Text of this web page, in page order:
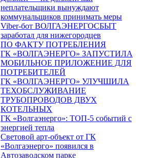
неплательщики вынуждают
коммунальщиков принимать меры
Viber-бот ВОЛГАЭНЕРГОСБЫТ
заработал для нижегородцев
ПО ФАКТУ ПОТРЕБЛЕНИЯ
ГК «ВОЛГАЭНЕРГО» ЗАПУСТИЛА
МОБИЛЬНОЕ ПРИЛОЖЕНИЕ ДЛЯ
ПОТРЕБИТЕЛЕЙ
ГК «ВОЛГАЭНЕРГО» УЛУЧШИЛА
ТЕХОБСЛУЖИВАНИЕ
ТРУБОПРОВОДОВ ДВУХ
КОТЕЛЬНЫХ
ГК «Волгаэнерго»: ТОП-5 событий с
энергией тепла
Световой арт-объект от ГК
«Волгаэнерго» появился в
Автозаводском парке